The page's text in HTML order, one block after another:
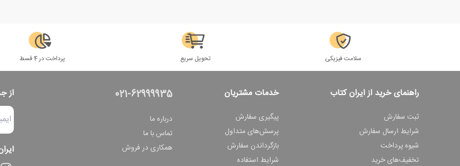
سلامت فیزیکی تحویل سریع پرداخت در 4 قسط
راهنمای خرید از ایران کتاب
ثبت سفارش
شرایط ارسال سفارش
شیوه پرداخت
تخفیف‌های خرید
خدمات مشتریان
پیگیری سفارش
پرسش‌های متداول
بازگرداندن سفارش
شرایط استفاده
021-62999935
درباره ما
تماس با ما
همکاری در فروش
از